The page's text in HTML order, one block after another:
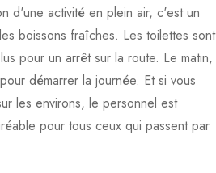
d'une activité en plein air, c'est un
boissons fraîches. Les toilettes sont
pour un arrêt sur la route. Le matin,
démarrer la journée. Et si vous
les environs, le personnel est
pour tous ceux qui passent par